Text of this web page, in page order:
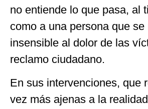
no entiende lo que pasa, al
como a una persona que se
insensible al dolor de las
reclamo ciudadano.
En sus intervenciones, que
vez más ajenas a la